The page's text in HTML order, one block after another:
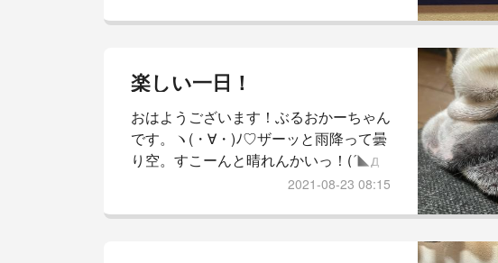
のは…この子です。笑中途半端に10粒
は、心の中に仕舞い込みました。笑かー
ちゃん、天気のせいかちと痛みが出てい
て久しぶりに痛み止めを飲んでいます。
昨日は、ゆっくり湯船に浸かって体を
温...
楽しい一日！
おはようございます！ぶるおかーちゃん
です。ヽ(・∀・)ﾉ♡ザーッと雨降って曇
り空。すこーんと晴れんかいっ！(´◣д
◢`+)おっさんブルドッグも朝からご機
べたのに今日は、自分で食べへんらし
2021-08-23 08:15